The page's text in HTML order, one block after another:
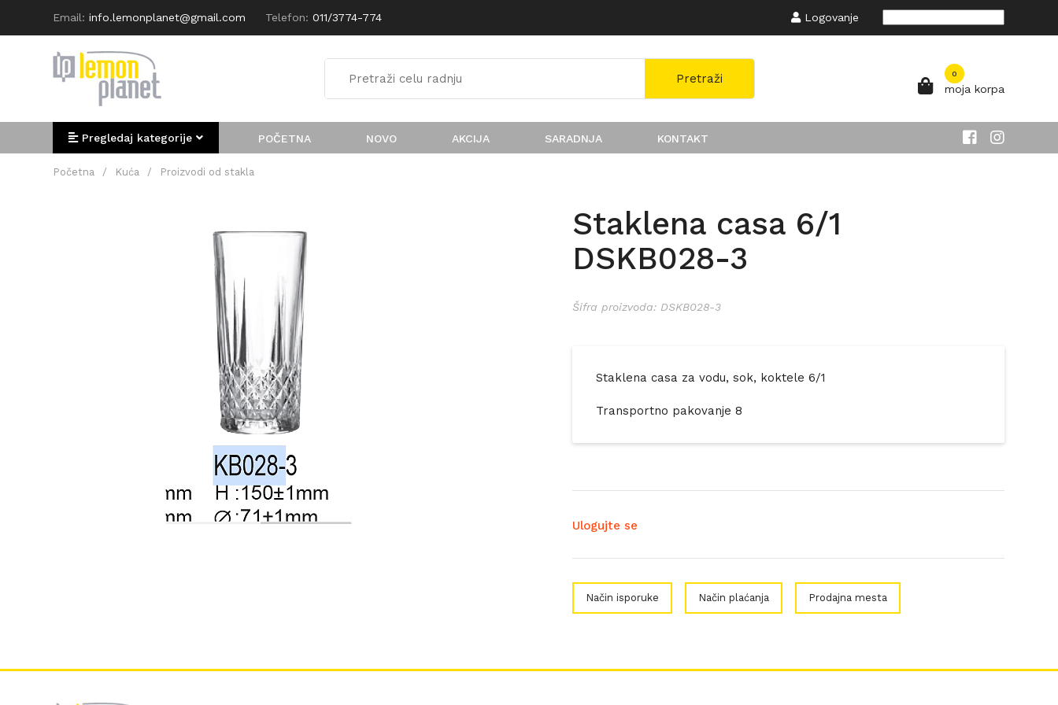
Email: info.lemonplanet@gmail.com Telefon: 011/3774-774 Logovanje
Pretraži 0
moja korpa
Pregledaj kategorije POČETNA NOVO AKCIJA SARADNJA KONTAKT
Početna / Kuća / Proizvodi od stakla
Staklena casa 6/1
DSKB028-3
Šifra proizvoda: DSKB028-3
Staklena casa za vodu, sok, koktele 6/1
Transportno pakovanje 8
Ulogujte se
Način isporuke Način plaćanja Prodajna mesta